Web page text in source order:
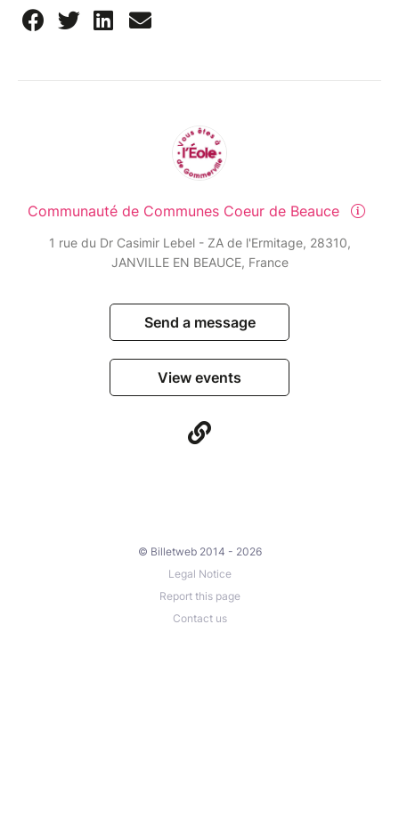
Communauté de Communes Coeur de Beauce
1 rue du Dr Casimir Lebel - ZA de l'Ermitage, 28310,
JANVILLE EN BEAUCE, France
Send a message
View events
© Billetweb 2014 - 2026
Legal Notice
Report this page
Contact us